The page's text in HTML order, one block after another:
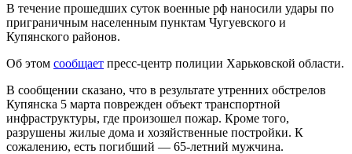
В течение прошедших суток военные рф наносили удары по
приграничным населенным пунктам Чугуевского и
Купянского районов.
Об этом сообщает пресс-центр полиции Харьковской области.
В сообщении сказано, что в результате утренних обстрелов
Купянска 5 марта поврежден объект транспортной
инфраструктуры, где произошел пожар. Кроме того,
разрушены жилые дома и хозяйственные постройки. К
сожалению, есть погибший — 65-летний мужчина.